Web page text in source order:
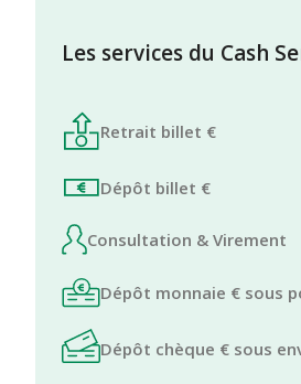
Les services du Cash
Retrait billet €
Dépôt billet €
Consultation & Virement
Dépôt monnaie € sous
Dépôt chèque € sous